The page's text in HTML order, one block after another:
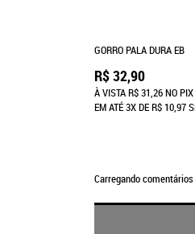
GORRO PALA DURA EB
R$ 32,90
À VISTAR$ 31,26NO PIX
EM ATÉ3XDER$ 10,97
Carregando